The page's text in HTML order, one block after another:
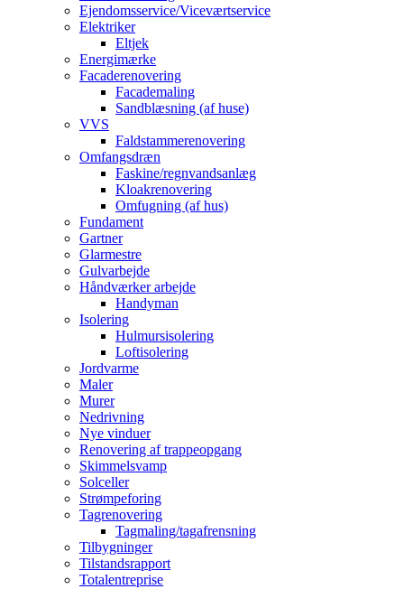
Ejendomsservice/Viceværtservice
Elektriker
Eltjek
Energimærke
Facaderenovering
Facademaling
Sandblæsning (af huse)
VVS
Faldstammerenovering
Omfangsdræn
Faskine/regnvandsanlæg
Kloakrenovering
Omfugning (af hus)
Fundament
Gartner
Glarmestre
Gulvarbejde
Håndværker arbejde
Handyman
Isolering
Hulmursisolering
Loftisolering
Jordvarme
Maler
Murer
Nedrivning
Nye vinduer
Renovering af trappeopgang
Skimmelsvamp
Solceller
Strømpeforing
Tagrenovering
Tagmaling/tagafrensning
Tilbygninger
Tilstandsrapport
Totalentreprise